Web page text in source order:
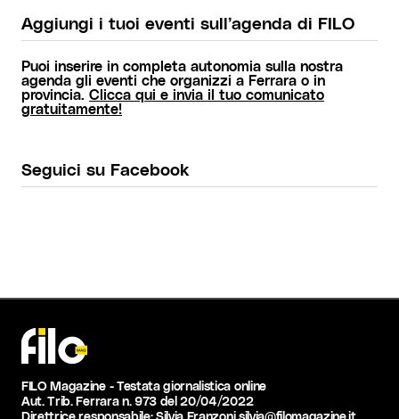
Aggiungi i tuoi eventi sull’agenda di FILO
Puoi inserire in completa autonomia sulla nostra
agenda gli eventi che organizzi a Ferrara o in
provincia. Clicca qui e invia il tuo comunicato
gratuitamente!
Seguici su Facebook
FILO Magazine - Testata giornalistica online
Aut. Trib. Ferrara n. 973 del 20/04/2022
Direttrice responsabile: Silvia Franzonisilvia@filomagazine.it